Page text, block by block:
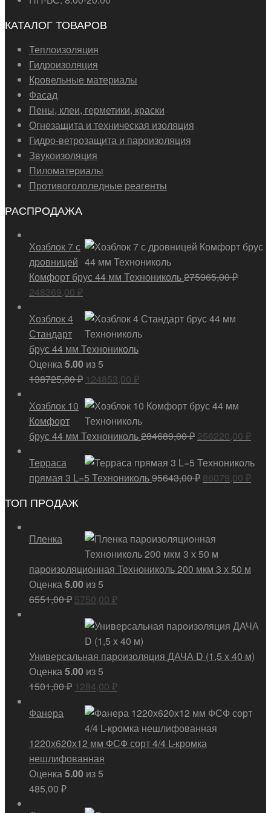
КАТАЛОГ ТОВАРОВ
Теплоизоляция
Гидроизоляция
Кровельные материалы
Фасад
Пены, клеи, герметики, краски
Огнезащита и техническая изоляция
Гидро-ветрозащита и пароизоляция
Звукоизоляция
Пиломатериалы
Противогололедные реагенты
РАСПРОДАЖА
Хозблок 7 с
дровницей
Комфорт брус 44 мм Технониколь275965,00₽
Первоначальная
составляла
275965,00 ₽.
248369,00 ₽
248369,00 ₽.
Хозблок 4
Стандарт
брус 44 мм Технониколь
Оценка5.00 из 5
138725,00₽ Первоначальная
составляла
138725,00 ₽.
124853,00 ₽
124853,00 ₽.
Хозблок 10
Комфорт
брус 44 мм Технониколь284689,00₽
составляла
284689,00 ₽.
256220,00 ₽
Терраса
прямая 3 L=5 Технониколь95643,00₽ 86079,00 ₽
ТОП ПРОДАЖ
Пленка
пароизоляционная Технониколь 200 мкм 3 х 50 м
Оценка5.00 из 5
6551,00₽ Первоначальная
составляла
6551,00 ₽.
5750,00 ₽
5750,00 ₽.
Универсальная пароизоляция ДАЧА D (1,5 x 40 м)
Оценка5.00 из 5
1501,00₽ Первоначальная
составляла
1501,00 ₽.
1284,00 ₽
1284,00 ₽.
Фанера
1220х620х12 мм ФСФ сорт 4/4 L-кромка
нешлифованная
Оценка5.00 из 5
485,00 ₽